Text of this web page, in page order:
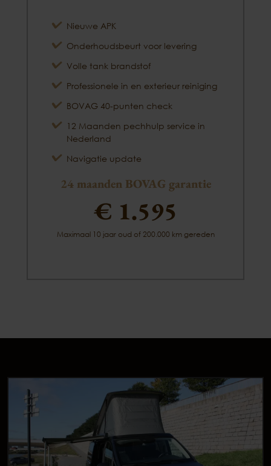
Nieuwe APK
Onderhoudsbeurt voor levering
Volle tank brandstof
Professionele in en exterieur reiniging
BOVAG 40-punten check
12 Maanden pechhulp service in
Nederland
Navigatie update
24 maanden BOVAG garantie
€ 1.595
Maximaal 10 jaar oud of 200.000 km gereden